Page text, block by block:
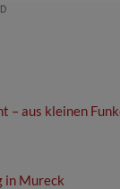
– aus kleinen
in Mureck